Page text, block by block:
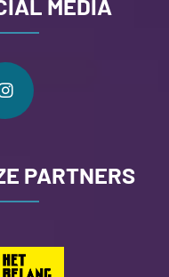
MEDIA
PARTNERS